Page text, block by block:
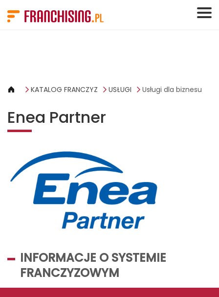
KATALOG FRANCZYZ USŁUGI Usługi dla biznesu
Enea Partner
INFORMACJE O SYSTEMIE
FRANCZYZOWYM